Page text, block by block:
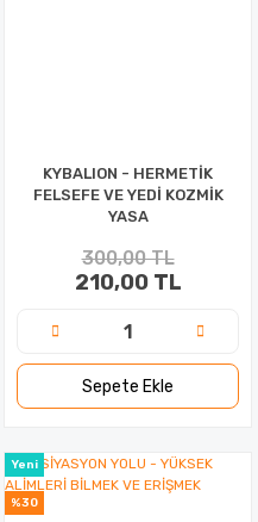
KYBALION - HERMETİK
FELSEFE VE YEDİ KOZMİK
YASA
300,00 TL
210,00 TL
Sepete Ekle
%30
Yeni